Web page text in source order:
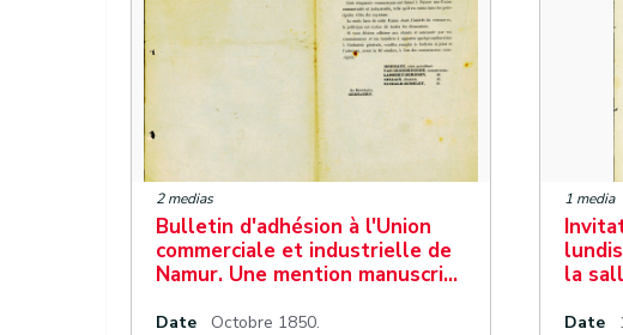
2 medias
Bulletin d'adhésion à l'Union
commerciale et industrielle de
Namur. Une mention manuscri…
Date
Octobre 1850.
1 media
la
Date